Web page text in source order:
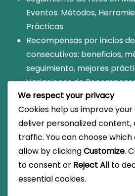
Eventos: Métodos,
Prácticas
Recompensas por inicios
consecutivos: beneficios,
seguimiento, mejores
Variaciones de
Diferencias por mes,
Cómo maximizar
Premios de Eventos
Mazmorras: Recompensas
Cómo maximizar
We respect your privacy
Cookies help us improve
deliver personalized content,
traffic. You can choose
allow by clickingCustomize.
to consent or Reject All to
essential cookies.